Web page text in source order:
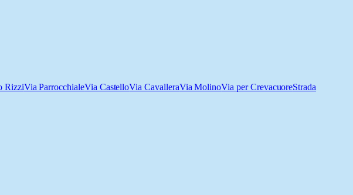
RizziVia ParrocchialeVia CastelloVia CavalleraVia MolinoVia per CrevacuoreStrada